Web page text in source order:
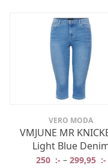
VERO MODA
VMJUNE MR
Light Blue
250 :- – 299,95 :-